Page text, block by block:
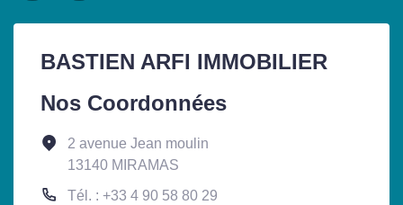
BASTIEN ARFI IMMOBILIER
Nos Coordonnées
2 avenue Jean moulin
13140 MIRAMAS
Tél. : +33 4 90 58 80 29